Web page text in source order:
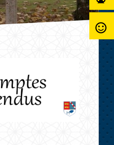
sentiment_satisfied_alt